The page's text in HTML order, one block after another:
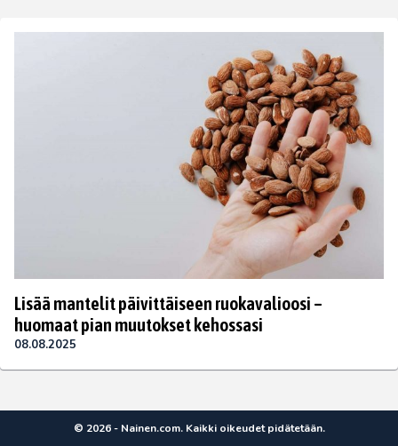
Lisää mantelit päivittäiseen ruokavalioosi –
huomaat pian muutokset kehossasi
08.08.2025
© 2026 - Nainen.com. Kaikki oikeudet pidätetään.